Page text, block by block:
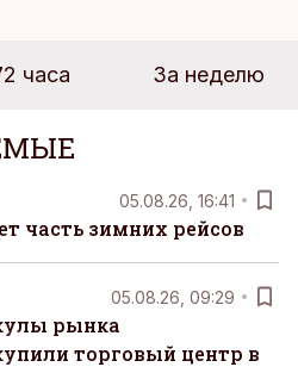
и за все отвечать
часа За неделю
05.08.26, 16:41
часть зимних рейсов
05.08.26, 09:29
рынка
торговый центр в